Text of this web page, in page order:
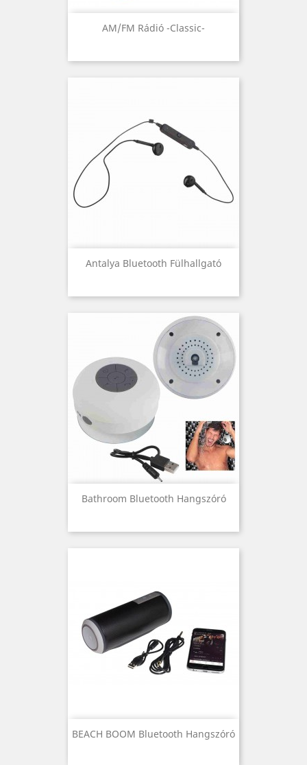
AM/FM Rádió -Classic-
Antalya Bluetooth Fülhallgató
Bathroom Bluetooth Hangszóró
BEACH BOOM Bluetooth Hangszóró